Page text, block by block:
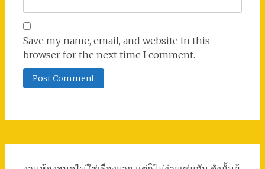
Save my name, email, and website in this
browser for the next time I comment.